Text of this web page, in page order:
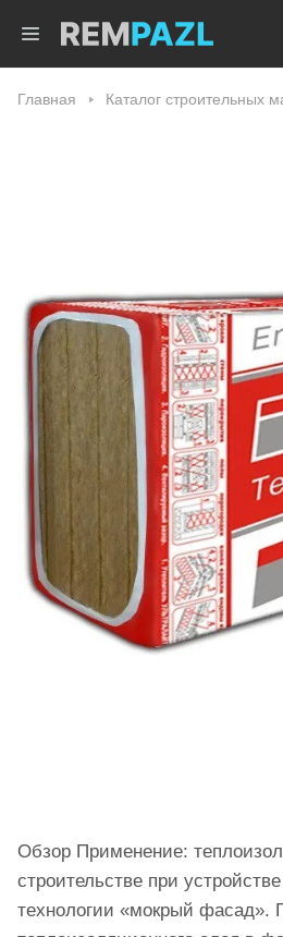
Главная Каталог строительных
Обзор Применение:
строительстве при
технологии «мокрый фасад».